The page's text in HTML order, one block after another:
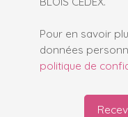
Pour en savoir
données
politique de